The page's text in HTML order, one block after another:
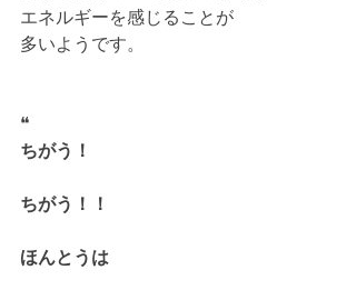
エネルギーを感じることが
多いようです。
❝
ちがう！
ちがう！！
ほんとうは